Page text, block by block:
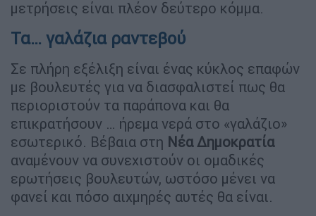
μετρήσεις είναι πλέον δεύτερο κόμμα.
Τα… γαλάζια ραντεβού
Σε πλήρη εξέλιξη είναι ένας κύκλος επαφών
με βουλευτές για να διασφαλιστεί πως θα
περιοριστούν τα παράπονα και θα
επικρατήσουν … ήρεμα νερά στο «γαλάζιο»
εσωτερικό. Βέβαια στη Νέα Δημοκρατία
αναμένουν να συνεχιστούν οι ομαδικές
ερωτήσεις βουλευτών, ωστόσο μένει να
φανεί και πόσο αιχμηρές αυτές θα είναι.